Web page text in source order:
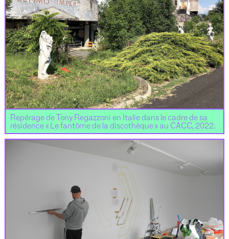
Repérage de Tony Regazzoni en Italie dans le cadre de sa
résidence « Le fantôme de la discothèque » au CACC, 2022.